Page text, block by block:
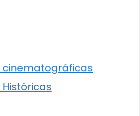
cinematográficas